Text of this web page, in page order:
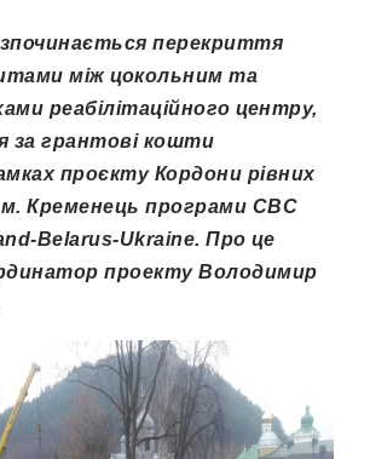
перекриття
між цокольним та
реабілітаційного центру,
за грантові кошти
проєкту Кордони рівних
Кременець програми CBC
Belarus-Ukraine. Про це
проекту Володимир